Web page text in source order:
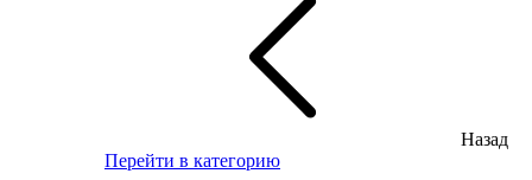
Назад
Перейти в категорию